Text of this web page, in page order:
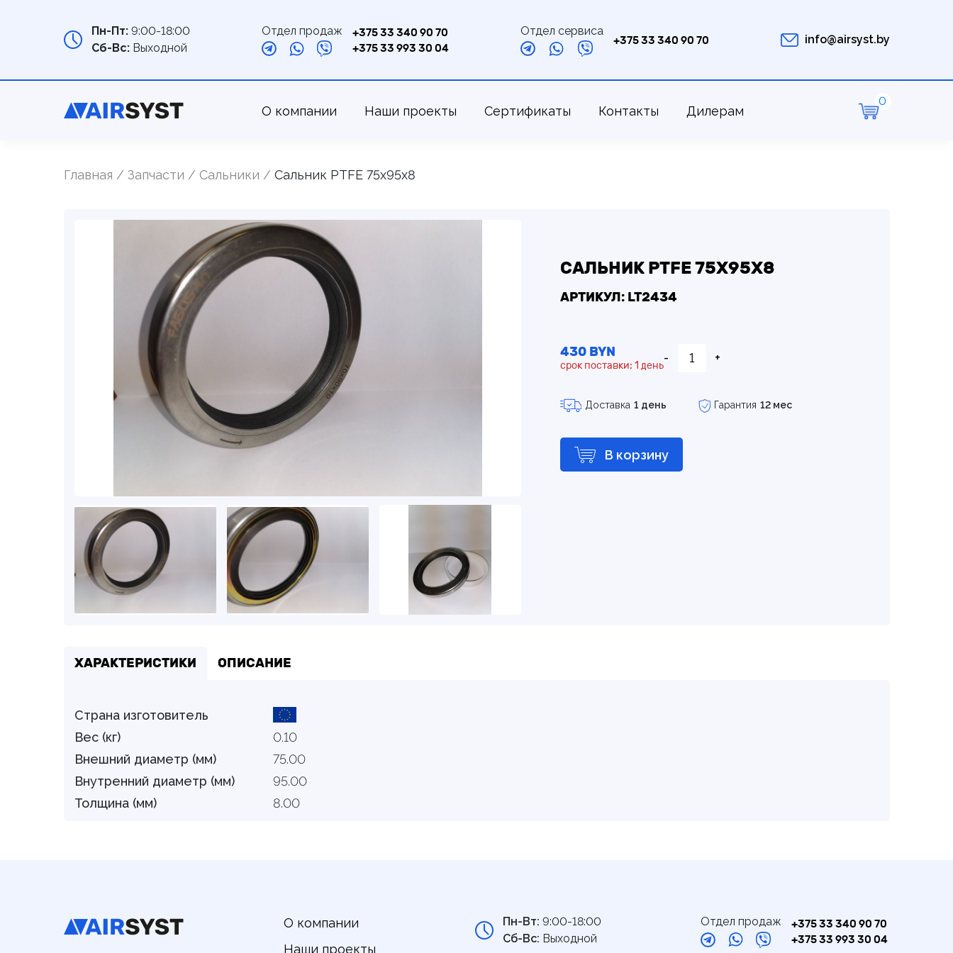
Пн-Пт:9:00-18:00
Сб-Вс:Выходной
Отдел продаж
+375 33 340 90 70
+375 33 993 30 04
Отдел сервиса
+375 33 340 90 70 info@airsyst.by
О компании Наши проекты Сертификаты Контакты Дилерам
Главная Запчасти Cальники Сальник PTFE 75х95х8
САЛЬНИК PTFE 75Х95Х8
АРТИКУЛ: LT2434
430 BYN
срок поставки: 1 день
- +
Доставка 1 день Гарантия 12 мес
В корзину
ХАРАКТЕРИСТИКИ ОПИСАНИЕ
Страна изготовитель
Вес (кг)
0.10
Внешний диаметр (мм)
75.00
Внутренний диаметр (мм)
95.00
Толщина (мм)
8.00
О компании
Наши проекты
Пн-Вт: 9:00-18:00
Сб-Вс: Выходной
Отдел продаж
+375 33 340 90 70
+375 33 993 30 04